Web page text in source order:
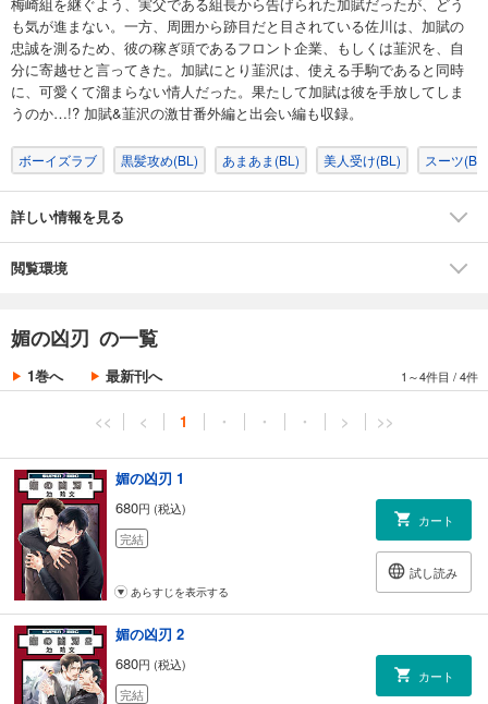
も気が進まない。一方、周囲から跡目だと目されている佐川は、加賦の
忠誠を測るため、彼の稼ぎ頭であるフロント企業、もしくは韮沢を、自
分に寄越せと言ってきた。加賦にとり韮沢は、使える手駒であると同時
に、可愛くて溜まらない情人だった。果たして加賦は彼を手放してしま
うのか…!? 加賦&韮沢の激甘番外編と出会い編も収録。
ボーイズラブ 黒髪攻め(BL) あまあま(BL) 美人受け(BL) スーツ(BL)
詳しい情報を見る
閲覧環境
媚の凶刃 の一覧
1巻へ 最新刊へ 1～4件目 /4件
<< < 1 ・ ・ ・ > >>
媚の凶刃 1
680円 (税込)
完結
カート
試し読み
あらすじを表示する
媚の凶刃 2
680円 (税込)
完結
カート